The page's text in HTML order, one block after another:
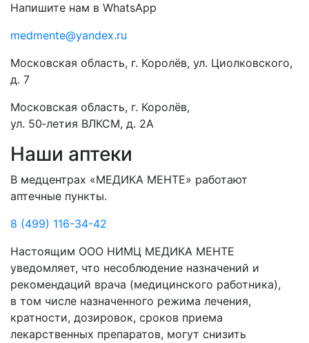
Напишите нам в WhatsApp
medmente@yandex.ru
Московская область, г. Королёв, ул. Циолковского,
д. 7
Московская область, г. Королёв,
ул. 50‑летия ВЛКСМ, д. 2А
Наши аптеки
В медцентрах «МЕДИКА МЕНТЕ» работают
аптечные пункты.
8 (499) 116-34-42
Настоящим ООО НИМЦ МЕДИКА МЕНТЕ
уведомляет, что несоблюдение назначений и
рекомендаций врача (медицинского работника),
в том числе назначенного режима лечения,
кратности, дозировок, сроков приема
лекарственных препаратов, могут снизить